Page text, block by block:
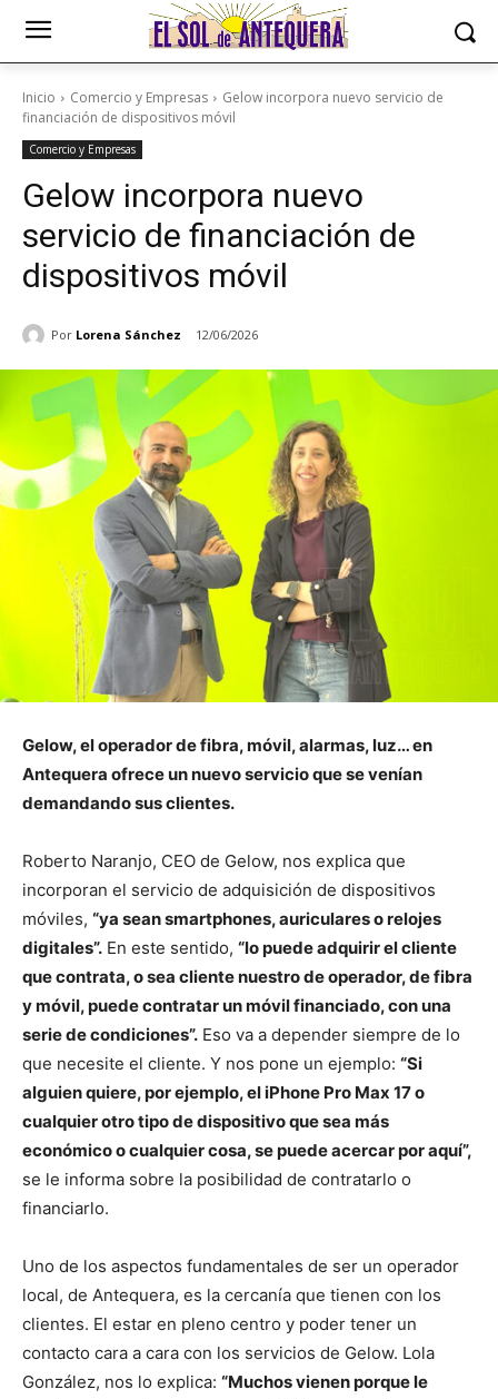
Inicio Comercio y Empresas
Gelow incorpora nuevo servicio de
financiación de dispositivos móvil
Comercio y Empresas
Gelow incorpora nuevo
servicio de financiación de
dispositivos móvil
Por Lorena Sánchez 12/06/2026
Gelow, el operador de fibra, móvil, alarmas, luz… en
Antequera ofrece un nuevo servicio que se venían
demandando sus clientes.
Roberto Naranjo, CEO de Gelow, nos explica que
incorporan el servicio de adquisición de dispositivos
móviles, “ya sean smartphones, auriculares o relojes
digitales”. En este sentido, “lo puede adquirir el cliente
que contrata, o sea cliente nuestro de operador, de fibra
y móvil, puede contratar un móvil financiado, con una
serie de condiciones”. Eso va a depender siempre de lo
que necesite el cliente. Y nos pone un ejemplo: “Si
alguien quiere, por ejemplo, el iPhone Pro Max 17 o
cualquier otro tipo de dispositivo que sea más
económico o cualquier cosa, se puede acercar por aquí”,
se le informa sobre la posibilidad de contratarlo o
financiarlo.
Uno de los aspectos fundamentales de ser un operador
local, de Antequera, es la cercanía que tienen con los
clientes. El estar en pleno centro y poder tener un
contacto cara a cara con los servicios de Gelow. Lola
González, nos lo explica: “Muchos vienen porque le